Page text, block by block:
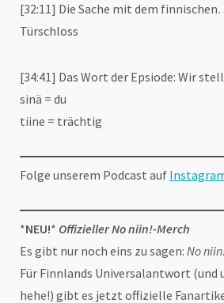
[32:11] Die Sache mit dem
Türschloss
[34:41] Das Wort der Epsiode: Wir
sinä = du
tiine = trächtig
Folge unserem Podcast auf
*NEU!* Offizieller No niin!-Merch
Es gibt nur noch eins zu sagen: No
Für Finnlands Universalantwort (und
hehe!) gibt es jetzt offizielle